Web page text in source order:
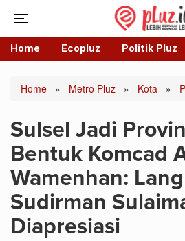
Home Ecopluz Politik Pluz
Home » Metro Pluz » Kota »
Sulsel Jadi
Bentuk Komcad
Wamenhan:
Sudirman
Diapresiasi